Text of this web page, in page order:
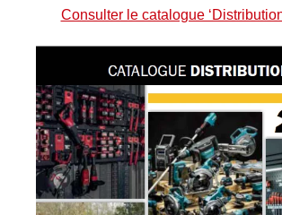
Consulter le catalogue